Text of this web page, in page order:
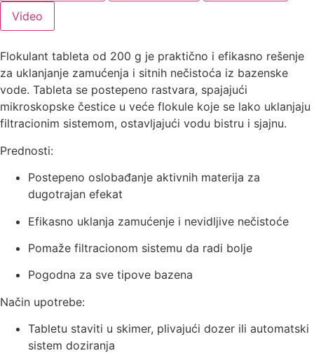
Video
Flokulant tableta od 200 g je praktično i efikasno rešenje
za uklanjanje zamućenja i sitnih nečistoća iz bazenske
vode. Tableta se postepeno rastvara, spajajući
mikroskopske čestice u veće flokule koje se lako uklanjaju
filtracionim sistemom, ostavljajući vodu bistru i sjajnu.
Prednosti:
Postepeno oslobađanje aktivnih materija za
dugotrajan efekat
Efikasno uklanja zamućenje i nevidljive nečistoće
Pomaže filtracionom sistemu da radi bolje
Pogodna za sve tipove bazena
Način upotrebe:
Tabletu staviti u skimer, plivajući dozer ili automatski
sistem doziranja